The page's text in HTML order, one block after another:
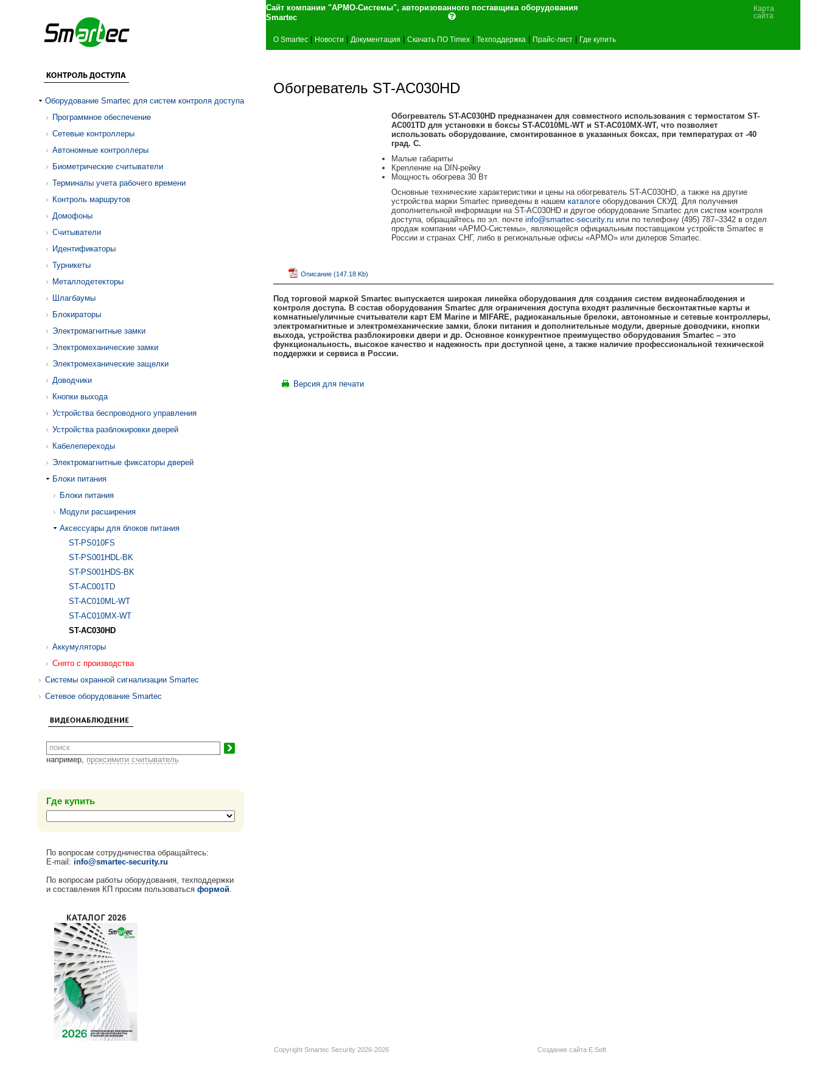
Сайт компании "АРМО-Системы", авторизованного поставщика оборудования
Smartec
Карта
сайта
О Smartec Новости Документация Скачать ПО Timex Техподдержка Прайс-лист Где купить
Оборудование Smartec для систем контроля доступа
Программное обеспечение
Сетевые контроллеры
Автономные контроллеры
Биометрические считыватели
Терминалы учета рабочего времени
Контроль маршрутов
Домофоны
Считыватели
Идентификаторы
Турникеты
Металлодетекторы
Шлагбаумы
Блокираторы
Электромагнитные замки
Электромеханические замки
Электромеханические защелки
Доводчики
Кнопки выхода
Устройства беспроводного управления
Устройства разблокировки дверей
Кабелепереходы
Электромагнитные фиксаторы дверей
Блоки питания
Блоки питания
Модули расширения
Аксессуары для блоков питания
ST-PS010FS
ST-PS001HDL-BK
ST-PS001HDS-BK
ST-AC001TD
ST-AC010ML-WT
ST-AC010MX-WT
ST-AC030HD
Аккумуляторы
Снято с производства
Системы охранной сигнализации Smartec
Сетевое оборудование Smartec
например, проксимити считыватель
Где купить
По вопросам сотрудничества обращайтесь:
E-mail: info@smartec-security.ru
По вопросам работы оборудования, техподдержки
и составления КП просим пользоваться формой
Обогреватель ST-AC030HD
Обогреватель ST-AC030HD предназначен для совместного использования с термостатом ST-
AC001TD для установки в боксы ST-AC010ML-WT и ST-AC010MX-WT, что позволяет
использовать оборудование, смонтированное в указанных боксах, при температурах от -40
град. С.
Малые габариты
Крепление на DIN-рейку
Мощность обогрева 30 Вт
Основные технические характеристики и цены на обогреватель ST-AC030HD, а также на другие
устройства марки Smartec приведены в нашем каталоге оборудования СКУД. Для получения
дополнительной информации на ST-AC030HD и другое оборудование Smartec для систем контроля
доступа, обращайтесь по эл. почте info@smartec-security.ru или по телефону (495) 787–3342 в отдел
продаж компании «АРМО-Системы», являющейся официальным поставщиком устройств Smartec в
России и странах СНГ, либо в региональные офисы «АРМО» или дилеров Smartec.
Описание (147.18 Kb)
Под торговой маркой Smartec выпускается широкая линейка оборудования для создания систем видеонаблюдения и
контроля доступа. В состав оборудования Smartec для ограничения доступа входят различные бесконтактные карты и
комнатные/уличные считыватели карт EM Marine и MIFARE, радиоканальные брелоки, автономные и сетевые контроллеры,
электромагнитные и электромеханические замки, блоки питания и дополнительные модули, дверные доводчики, кнопки
выхода, устройства разблокировки двери и др. Основное конкурентное преимущество оборудования Smartec – это
функциональность, высокое качество и надежность при доступной цене, а также наличие профессиональной технической
поддержки и сервиса в России.
Версия для печати
Copyright Smartec Security 2026-2026 Создание сайта E.Soft